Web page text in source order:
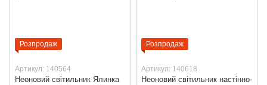
Розпродаж
Артикул: 140564
Неоновий світильник Ялинка
Розпродаж
Артикул: 140618
Неоновий світильник настінно-